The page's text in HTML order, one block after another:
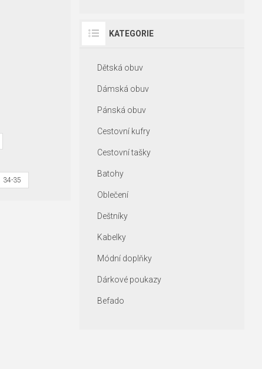
34-35
KATEGORIE
Dětská obuv
Dámská obuv
Pánská obuv
Cestovní kufry
Cestovní tašky
Batohy
Oblečení
Deštníky
Kabelky
Módní doplňky
Dárkové poukazy
Befado